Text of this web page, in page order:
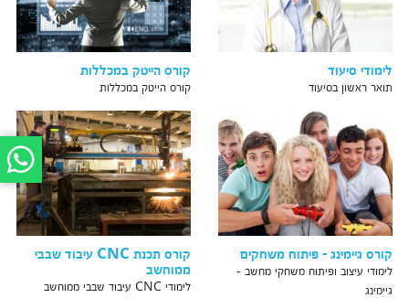
לימודי סיעוד
תואר ראשון בסיעוד
קורס הייטק במכללות
קורס הייטק במכללות
קורס גיימינג - פיתוח משחקים
לימודי עיצוב ופיתוח משחקי מחשב -
גיימינג
קורס תכנת CNC עיבוד שבבי
ממוחשב
לימודי CNC עיבוד שבבי ממוחשב